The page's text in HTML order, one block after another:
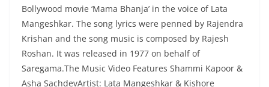
Bollywood movie ‘Mama Bhanja’ in the voice of Lata
Mangeshkar. The song lyrics were penned by Rajendra
Krishan and the song music is composed by Rajesh
Roshan. It was released in 1977 on behalf of
Saregama.The Music Video Features Shammi Kapoor &
Asha SachdevArtist: Lata Mangeshkar & Kishore